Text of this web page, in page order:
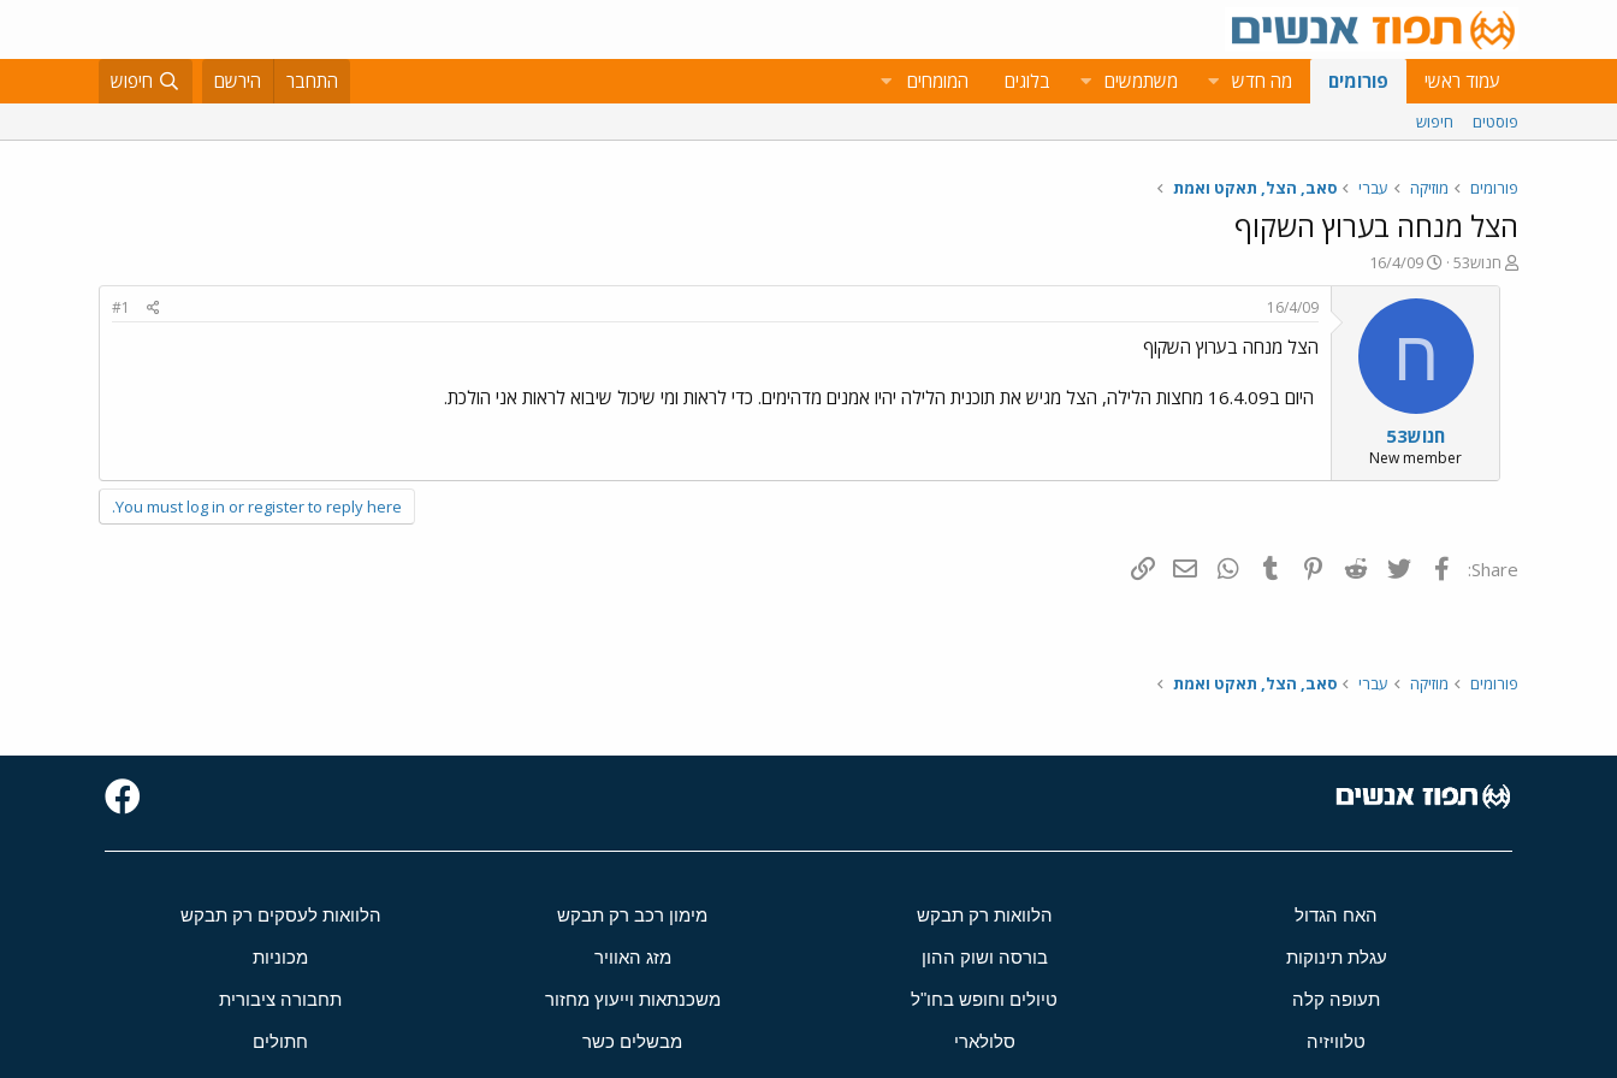
עמוד ראשי פורומים מה חדש משתמשים בלוגים המומחים התחבר הירשם חיפוש
פוסטים חיפוש
פורומים מוזיקה עברי סאב, הצל, תאקט ואמת
הצל מנחה בערוץ השקוף
פ
ו
חנוש53
פ
ו
ר
ם
א
ר
י
ך
16/4/09
ח
חנוש53
New member
16/4/09
#1
הצל מנחה בערוץ השקוף
היום ב16.4.09 מחצות הלילה, הצל מגיש את תוכנית הלילה יהיו אמנים מדהימים. כדי לראות ומי שיכול שיבוא לראות אני הולכת.
You must log in or register to reply here.
Share: פייסבוק Twitter
Reddit
Pinterest
Tumblr
WhatsAppדואר אלקטרוני
פורומים מוזיקה עברי סאב, הצל, תאקט ואמת
האח הגדול הלוואות רק תבקש מימון רכב רק תבקש הלוואות לעסקים רק תבקש
עגלת תינוקות בורסה ושוק ההון מזג האוויר מכוניות
תעופה קלה טיולים וחופש בחו"ל משכנתאות וייעוץ מחזור תחבורה ציבורית
טלוויזיה סלולארי מבשלים כשר חתולים